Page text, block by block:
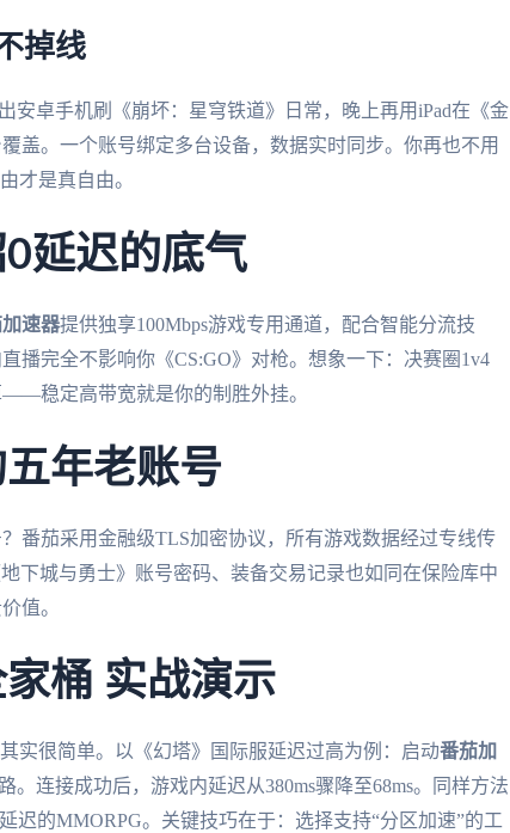
掉线
安卓手机刷《崩坏：星穹铁道》日常，晚上再用iPad在《金
盖。一个账号绑定多台设备，数据实时同步。你再也不用
才是真自由。
延迟的底气
速器提供独享100Mbps游戏专用通道，配合智能分流技
播完全不影响你《CS:GO》对枪。想象一下：决赛圈1v4
稳定高带宽就是你的制胜外挂。
年老账号
番茄采用金融级TLS加密协议，所有游戏数据经过专线传
下城与勇士》账号密码、装备交易记录也如同在保险库中
值。
桶 实战演示
实很简单。以《幻塔》国际服延迟过高为例：启动番茄加
。连接成功后，游戏内延迟从380ms骤降至68ms。同样方法
迟的MMORPG。关键技巧在于：选择支持“分区加速”的工